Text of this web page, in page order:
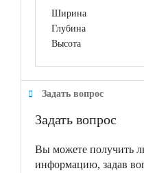
Ширина
Глубина
Высота
Задать вопрос
Задать вопрос
Вы можете получить
информацию, задав